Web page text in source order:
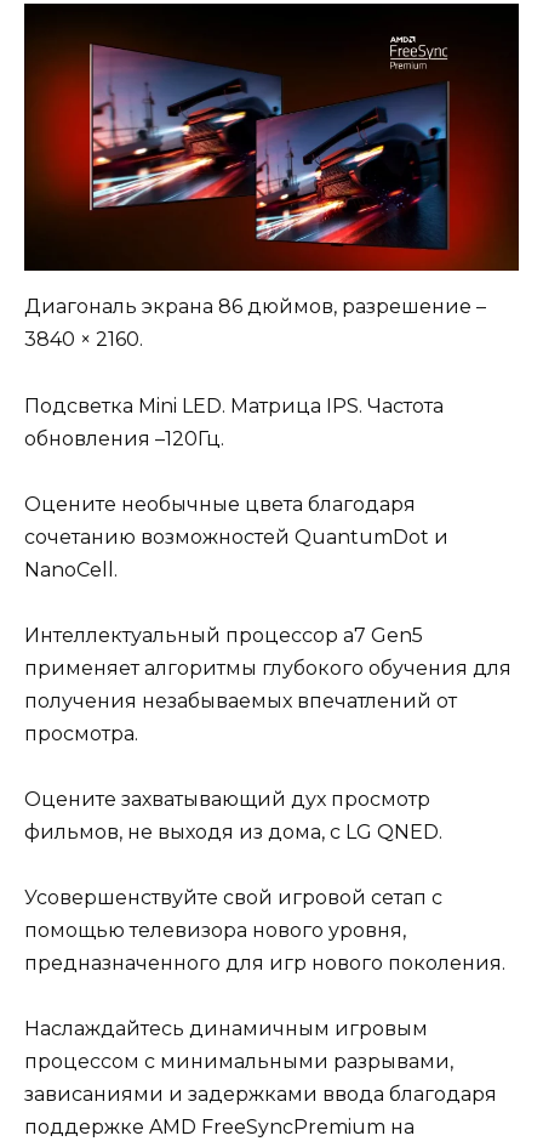
Диагональ экрана 86 дюймов, разрешение –
3840 × 2160.
Подсветка Mini LED. Матрица IPS. Частота
обновления –120Гц.
Оцените необычные цвета благодаря
сочетанию возможностей QuantumDot и
NanoCell.
Интеллектуальный процессор a7 Gen5
применяет алгоритмы глубокого обучения для
получения незабываемых впечатлений от
просмотра.
Оцените захватывающий дух просмотр
фильмов, не выходя из дома, с LG QNED.
Усовершенствуйте свой игровой сетап с
помощью телевизора нового уровня,
предназначенного для игр нового поколения.
Наслаждайтесь динамичным игровым
процессом с минимальными разрывами,
зависаниями и задержками ввода благодаря
поддержке AMD FreeSyncPremium на